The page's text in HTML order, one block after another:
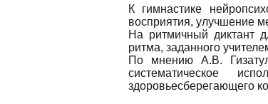
К гимнастике
восприятия, улучшение
На ритмичный диктант
ритма, заданного
По мнению А.В.
систематическое
здоровьесберегающего